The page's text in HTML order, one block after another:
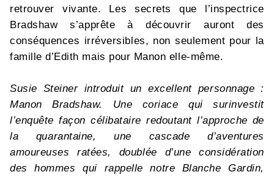
retrouver vivante. Les secrets que l’inspectrice
Bradshaw s’apprête à découvrir auront des
conséquences irréversibles, non seulement pour la
famille d’Edith mais pour Manon elle-même.
Susie Steiner introduit un excellent personnage :
Manon Bradshaw. Une coriace qui surinvestit
l’enquête façon célibataire redoutant l’approche de
la quarantaine, une cascade d’aventures
amoureuses ratées, doublée d’une considération
des hommes qui rappelle notre Blanche Gardin,